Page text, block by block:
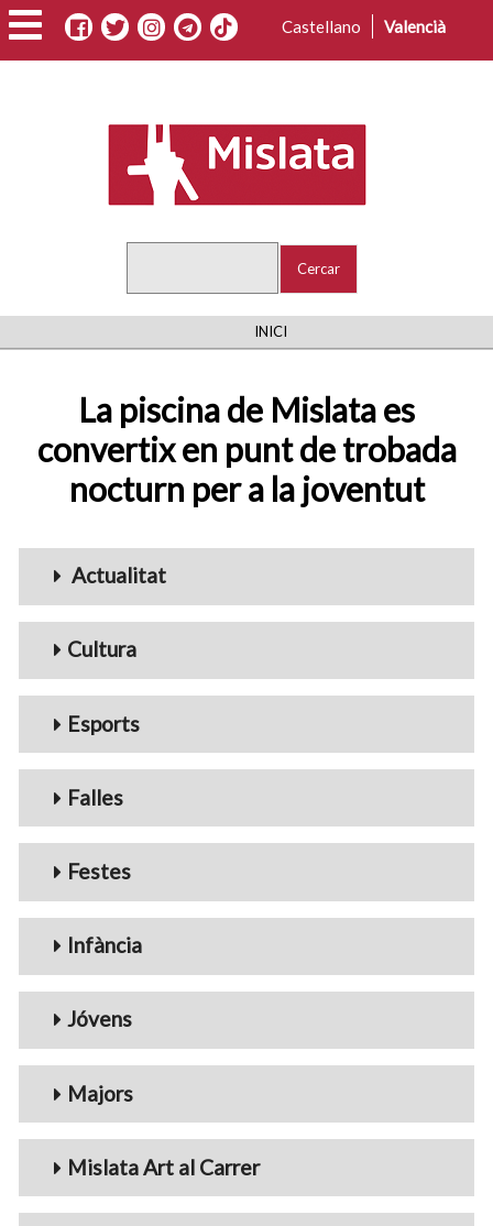
Vés
al
contingut
Castellano Valencià
FIL
INICI
La piscina de Mislata es
convertix en punt de trobada
nocturn per a la joventut
Menu_Videos
Actualitat
Cultura
Esports
Falles
Festes
Infància
Jóvens
Majors
Mislata Art al Carrer